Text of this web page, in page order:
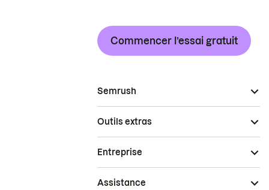
Commencer l’essai gratuit
Semrush
Outils extras
Entreprise
Assistance